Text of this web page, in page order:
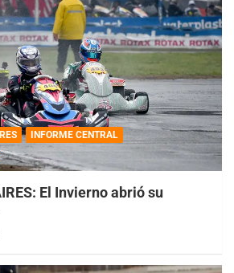
INFORME CENTRAL
El Invierno abrió su